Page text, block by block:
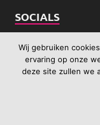
SOCIALS
Copyright .: 2007 -
Wij gebruiken
ervaring op onze
deze site zullen we